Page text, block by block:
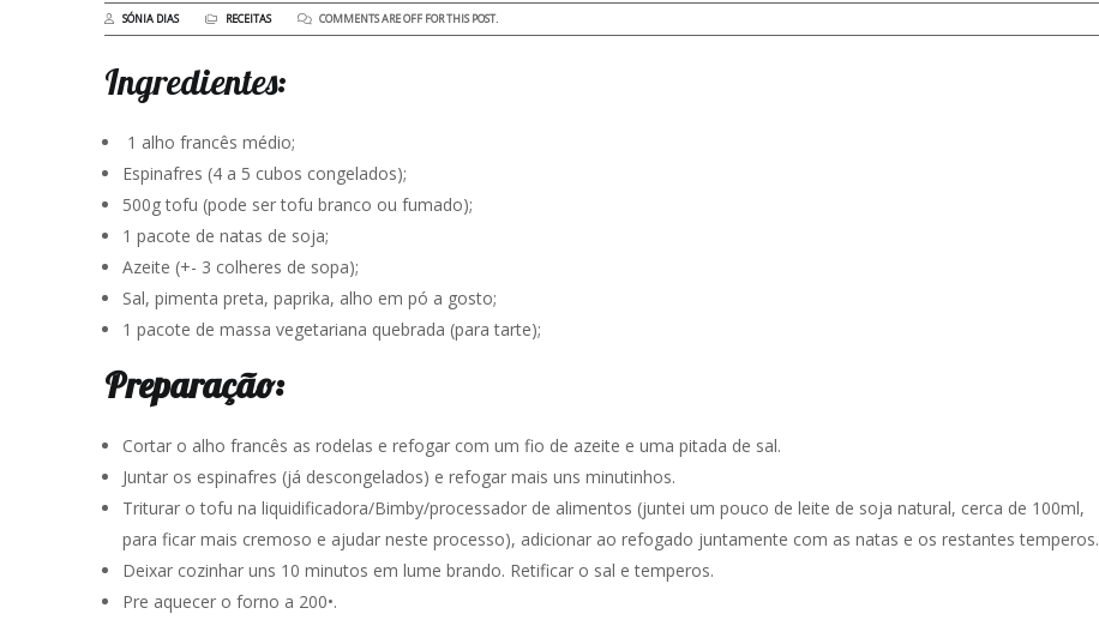
SÓNIA DIAS RECEITAS COMMENTS ARE OFF FOR THIS POST.
Ingredientes:
1 alho francês médio;
Espinafres (4 a 5 cubos congelados);
500g tofu (pode ser tofu branco ou fumado);
1 pacote de natas de soja;
Azeite (+- 3 colheres de sopa);
Sal, pimenta preta, paprika, alho em pó a gosto;
1 pacote de massa vegetariana quebrada (para tarte);
Preparação:
Cortar o alho francês as rodelas e refogar com um fio de azeite e uma pitada de sal.
Juntar os espinafres (já descongelados) e refogar mais uns minutinhos.
Triturar o tofu na liquidificadora/Bimby/processador de alimentos (juntei um pouco de leite de soja natural, cerca de 100ml,
para ficar mais cremoso e ajudar neste processo), adicionar ao refogado juntamente com as natas e os restantes temperos.
Deixar cozinhar uns 10 minutos em lume brando. Retificar o sal e temperos.
Pre aquecer o forno a 200•.